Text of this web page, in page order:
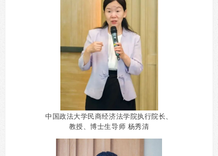
中国政法大学民商经济法学院执行院长、
教授、博士生导师 杨秀清